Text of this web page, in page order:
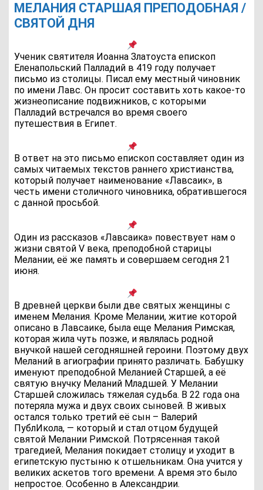
МЕЛАНИЯ СТАРШАЯ ПРЕПОДОБНАЯ /
СВЯТОЙ ДНЯ
Ученик святителя Иоанна Златоуста епископ
Еленапольский Палладий в 419 году получает
письмо из столицы. Писал ему местный чиновник
по имени Лавс. Он просит составить хоть какое-то
жизнеописание подвижников, с которыми
Палладий встречался во время своего
путешествия в Египет.
В ответ на это письмо епископ составляет один из
самых читаемых текстов раннего христианства,
который получает наименование «Лавсаик», в
честь имени столичного чиновника, обратившегося
с данной просьбой.
Один из рассказов «Лавсаика» повествует нам о
жизни святой V века, преподобной старицы
Мелании, её же память и совершаем сегодня 21
июня.
В древней церкви были две святых женщины с
именем Мелания. Кроме Мелании, житие которой
описано в Лавсаике, была еще Мелания Римская,
которая жила чуть позже, и являлась родной
внучкой нашей сегодняшней героини. Поэтому двух
Меланий в агиографии принято различать. Бабушку
именуют преподобной Меланией Старшей, а её
святую внучку Меланий Младшей. У Мелании
Старшей сложилась тяжелая судьба. В 22 года она
потеряла мужа и двух своих сыновей. В живых
остался только третий её сын – Валерий
ПублИкола, — который и стал отцом будущей
святой Мелании Римской. Потрясенная такой
трагедией, Мелания покидает столицу и уходит в
египетскую пустыню к отшельникам. Она учится у
великих аскетов того времени. А время это было
непростое. Особенно в Александрии.